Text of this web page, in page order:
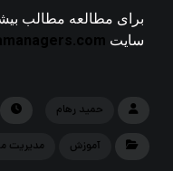
برای مطالعه مطالب
سایت
حمید رهام
آموزش مدیریت